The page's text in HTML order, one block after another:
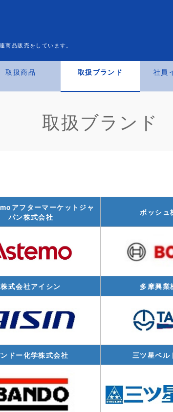
品販売をしています。
取扱商品 取扱ブランド
社員
取扱ブランド
アフターマーケットジャ
パン株式会社
ボッシュ
株式会社アイシン 多摩興業
ドー化学株式会社 三ツ星ベル